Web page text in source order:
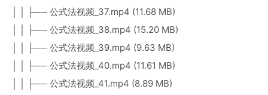
│ │ ├── 公式法视频_37.mp4 (11.68 MB)
│ │ ├── 公式法视频_38.mp4 (15.20 MB)
│ │ ├── 公式法视频_39.mp4 (9.63 MB)
│ │ ├── 公式法视频_40.mp4 (11.61 MB)
│ │ ├── 公式法视频_41.mp4 (8.89 MB)